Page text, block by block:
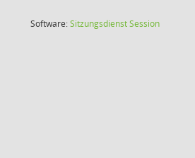
Software:SitzungsdienstSession(Wird in